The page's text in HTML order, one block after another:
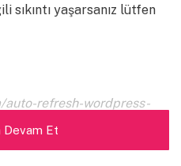
sıkıntı yaşarsanız lütfen
auto-refresh-wordpress-
Devam Et